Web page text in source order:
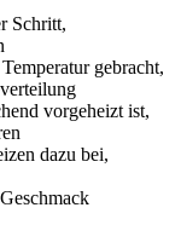
Schritt,
gebracht,
vorgeheizt ist,
d‬azu bei,